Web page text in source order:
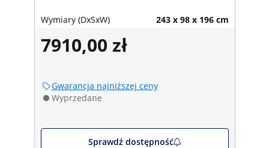
Wymiary (DxSxW) 243 x 98 x 196 cm
7910,00 zł
Gwarancja najniższej ceny
Wyprzedane
Sprawdź dostępność